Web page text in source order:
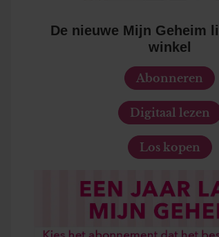
De nieuwe Mijn Geheim
winkel
Abonneren
Digitaal lezen
Los kopen